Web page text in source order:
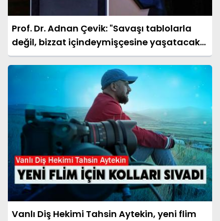
Prof. Dr. Adnan Çevik: "Savaşı tablolarla
değil, bizzat içindeymişçesine yaşatacak
bir müze planlandı"
Vanlı Diş Hekimi Tahsin Aytekin, yeni flim